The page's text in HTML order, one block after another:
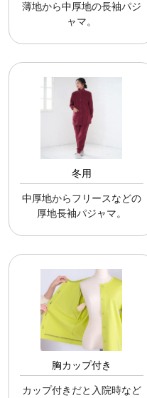
薄地から中厚地の長袖パジ
ャマ。
冬用
中厚地からフリースなどの
厚地長袖パジャマ。
胸カップ付き
カップ付きだと入院時など